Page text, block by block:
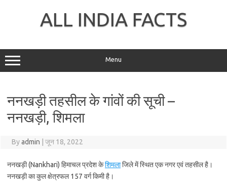
ALL INDIA FACTS
Menu
ननखड़ी तहसील के गांवों की सूची –
ननखड़ी, शिमला
Byadmin जून 18, 2022
ननखड़ी (Nankhari) हिमाचल प्रदेश केशिमलाजिले में स्थित एक नगर एवं तहसील है।
ननखड़ी का कुल क्षेत्रफल 157 वर्ग किमी है।